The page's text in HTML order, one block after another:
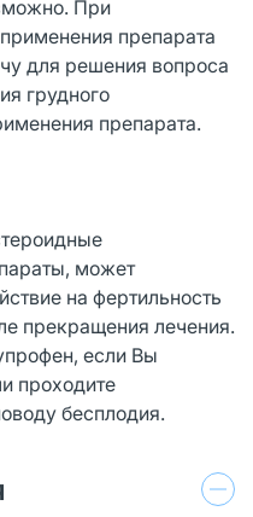
При
препарата
для решения вопроса
грудного
препарата.
может
на фертильность
прекращения лечения.
если Вы
проходите
бесплодия.